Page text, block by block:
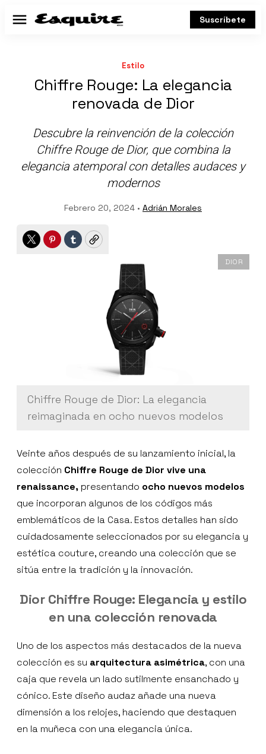
Menú Suscríbete
Estilo
Chiffre Rouge: La elegancia
renovada de Dior
Descubre la reinvención de la colección
Chiffre Rouge de Dior, que combina la
elegancia atemporal con detalles audaces y
modernos
Febrero 20, 2024 • Adrián Morales
TwitterPinterest
TumblrCopy
Chiffre Rouge de Dior: La elegancia
reimaginada en ocho nuevos modelos
DIOR
Veinte años después de su lanzamiento inicial, la
colección Chiffre Rouge de Dior vive una
renaissance, presentando ocho nuevos modelos
que incorporan algunos de los códigos más
emblemáticos de la Casa. Estos detalles han sido
cuidadosamente seleccionados por su elegancia y
estética couture, creando una colección que se
sitúa entre la tradición y la innovación.
Dior Chiffre Rouge: Elegancia y estilo
en una colección renovada
Uno de los aspectos más destacados de la nueva
colección es su arquitectura asimétrica, con una
caja que revela un lado sutilmente ensanchado y
cónico. Este diseño audaz añade una nueva
dimensión a los relojes, haciendo que destaquen
en la muñeca con una elegancia única.